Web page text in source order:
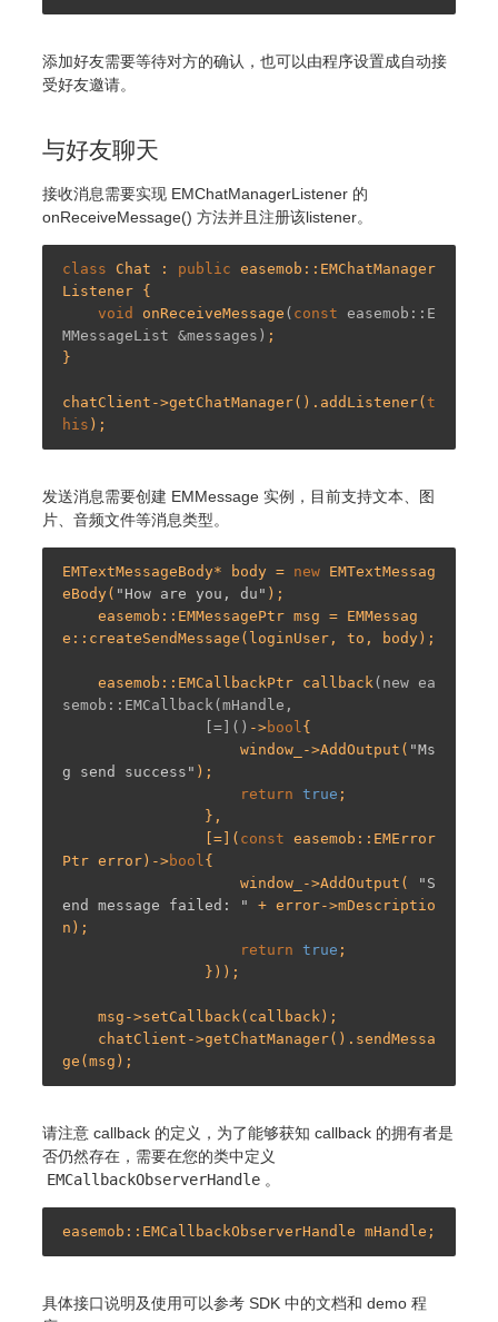
添加好友需要等待对方的确认，也可以由程序设置成自动接
受好友邀请。
与好友聊天
接收消息需要实现 EMChatManagerListener 的
onReceiveMessage() 方法并且注册该listener。
class Chat : public easemob::EMChatManager
Listener {
void
onReceiveMessage ( const easemob::E
MMessageList &messages) ;
}
chatClient->getChatManager().addListener( t
his
发送消息需要创建 EMMessage 实例，目前支持文本、图
片、音频文件等消息类型。
EMTextMessageBody* body = new EMTextMessag
eBody( "How are you, du" );
e::createSendMessage(loginUser, to, body);
    easemob::
EMCallbackPtr callback(new ea
semob::EMCallback(mHandle,
                [=]()
->bool{
                    window_->AddOutput(
"Ms
g send success" );
return true ;
                [=](
const easemob::EMError
Ptr error)->bool{
                    window_->AddOutput(
"S
end message failed: "
+ error->mDescriptio
n);
return true ;
请注意 callback 的定义，为了能够获知 callback 的拥有者是
否仍然存在，需要在您的类中定义
EMCallbackObserverHandle 。
具体接口说明及使用可以参考 SDK 中的文档和 demo 程